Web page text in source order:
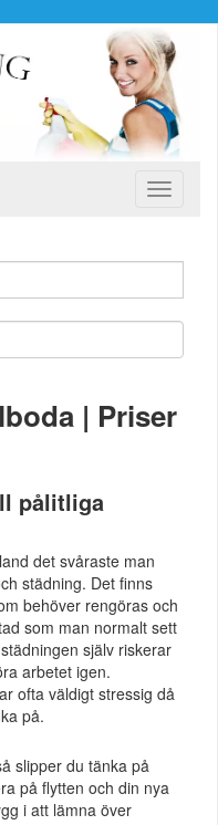
Toggle
| Priser
pålitliga
det svåraste man
städning. Det finns
behöver rengöras och
som man normalt sett
själv riskerar
arbetet igen.
ofta väldigt stressig då
på.
slipper du tänka på
på flytten och din nya
i att lämna över